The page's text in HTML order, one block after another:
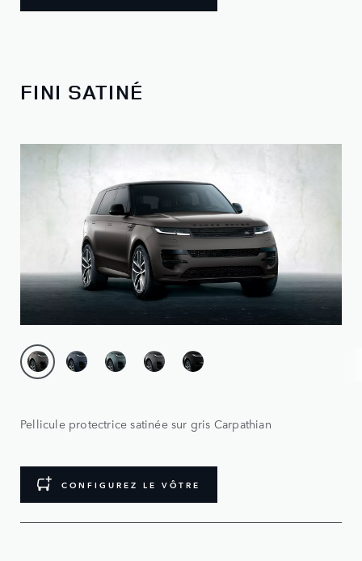
FINI SATINÉ
CONFIGUREZ LE VÔTRE
Pellicule protectrice satinée sur gris Carpathian